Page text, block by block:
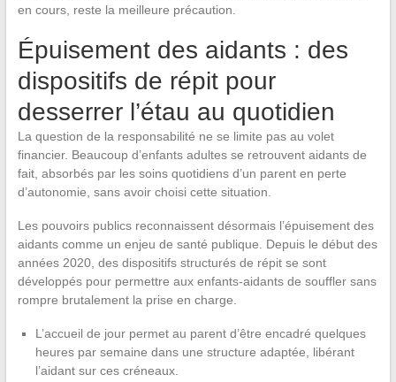
en cours, reste la meilleure précaution.
Épuisement des aidants : des
dispositifs de répit pour
desserrer l’étau au quotidien
La question de la responsabilité ne se limite pas au volet
financier. Beaucoup d’enfants adultes se retrouvent aidants de
fait, absorbés par les soins quotidiens d’un parent en perte
d’autonomie, sans avoir choisi cette situation.
Les pouvoirs publics reconnaissent désormais l’épuisement des
aidants comme un enjeu de santé publique. Depuis le début des
années 2020, des dispositifs structurés de répit se sont
développés pour permettre aux enfants-aidants de souffler sans
rompre brutalement la prise en charge.
L’accueil de jour permet au parent d’être encadré quelques
heures par semaine dans une structure adaptée, libérant
l’aidant sur ces créneaux.